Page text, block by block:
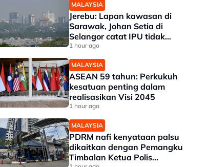
MALAYSIA
Jerebu: Lapan kawasan di
Sarawak, Johan Setia di
Selangor catat IPU tidak
sihat
1 hour ago
MALAYSIA
ASEAN 59 tahun: Perkukuh
kesatuan penting dalam
realisasikan Visi 2045
1 hour ago
MALAYSIA
PDRM nafi kenyataan palsu
dikaitkan dengan Pemangku
Timbalan Ketua Polis